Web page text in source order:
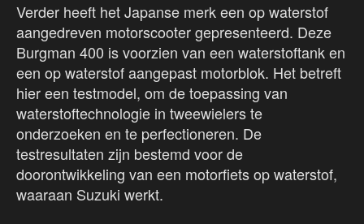
Verder heeft het Japanse merk een op waterstof
aangedreven motorscooter gepresenteerd. Deze
Burgman 400 is voorzien van een waterstoftank en
een op waterstof aangepast motorblok. Het betreft
hier een testmodel, om de toepassing van
waterstoftechnologie in tweewielers te
onderzoeken en te perfectioneren. De
testresultaten zijn bestemd voor de
doorontwikkeling van een motorfiets op waterstof,
waaraan Suzuki werkt.